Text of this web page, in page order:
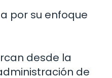
por su enfoque
desde la
de